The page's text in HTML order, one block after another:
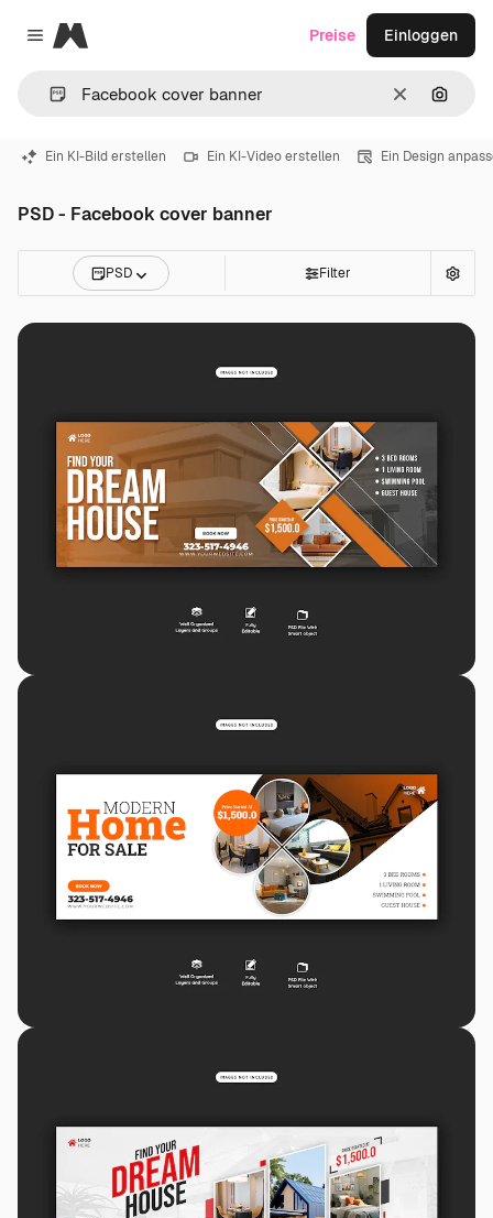
Close menu
Magnific
LöschenNach
Preise Einloggen
Ein KI-Bild erstellen Ein KI-Video erstellen Ein Design
PSD - Facebook cover banner
PSD Filter